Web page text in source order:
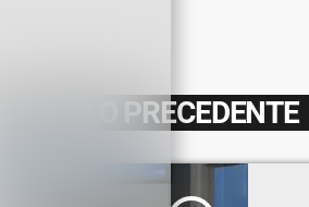
ARTICOLO PRECEDENTE